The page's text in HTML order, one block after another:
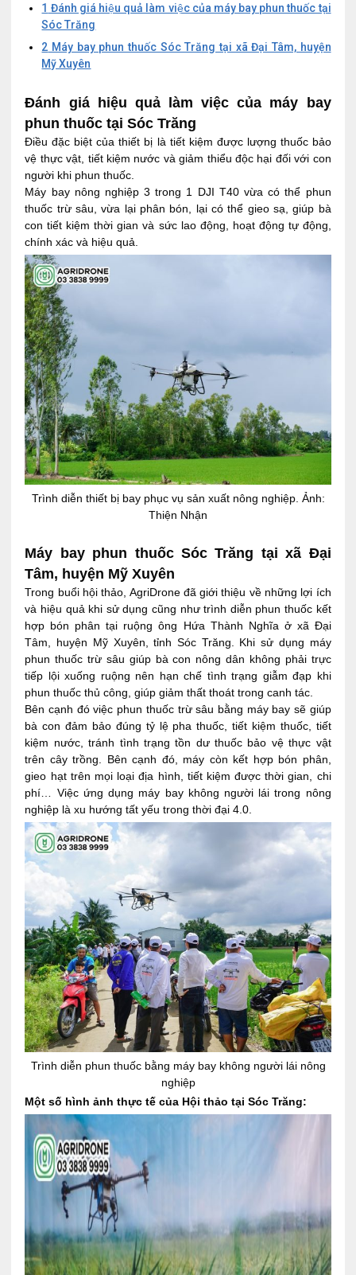
1 Đánh giá hiệu quả làm việc của máy bay phun thuốc tại
Sóc Trăng
2 Máy bay phun thuốc Sóc Trăng tại xã Đại Tâm, huyện
Mỹ Xuyên
Đánh giá hiệu quả làm việc của máy bay
phun thuốc tại Sóc Trăng
Điều đặc biệt của thiết bị là tiết kiệm được lượng thuốc bảo
vệ thực vật, tiết kiệm nước và giảm thiểu độc hại đối với con
người khi phun thuốc.
Máy bay nông nghiệp 3 trong 1 DJI T40 vừa có thể phun
thuốc trừ sâu, vừa lại phân bón, lại có thể gieo sạ, giúp bà
con tiết kiệm thời gian và sức lao động, hoạt động tự động,
chính xác và hiệu quả.
Trình diễn thiết bị bay phục vụ sản xuất nông nghiệp. Ảnh:
Thiện Nhận
Máy bay phun thuốc Sóc Trăng tại xã Đại
Tâm, huyện Mỹ Xuyên
Trong buổi hội thảo, AgriDrone đã giới thiệu về những lợi ích
và hiệu quả khi sử dụng cũng như trình diễn phun thuốc kết
hợp bón phân tại ruộng ông Hứa Thành Nghĩa ở xã Đại
Tâm, huyện Mỹ Xuyên, tỉnh Sóc Trăng. Khi sử dụng máy
phun thuốc trừ sâu giúp bà con nông dân không phải trực
tiếp lội xuống ruộng nên hạn chế tình trạng giẫm đạp khi
phun thuốc thủ công, giúp giảm thất thoát trong canh tác.
Bên cạnh đó việc phun thuốc trừ sâu bằng máy bay sẽ giúp
bà con đảm bảo đúng tỷ lệ pha thuốc, tiết kiệm thuốc, tiết
kiệm nước, tránh tình trạng tồn dư thuốc bảo vệ thực vật
trên cây trồng. Bên cạnh đó, máy còn kết hợp bón phân,
gieo hạt trên mọi loại địa hình, tiết kiệm được thời gian, chi
phí… Việc ứng dụng máy bay không người lái trong nông
nghiệp là xu hướng tất yếu trong thời đại 4.0.
Trình diễn phun thuốc bằng máy bay không người lái nông
nghiệp
Một số hình ảnh thực tế của Hội thảo tại Sóc Trăng: